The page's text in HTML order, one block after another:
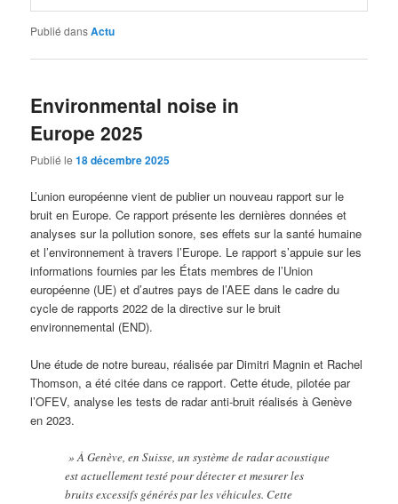
Publié dansActu
Environmental noise in
Europe 2025
Publié le18 décembre 2025
L’union européenne vient de publier un nouveau rapport sur le
bruit en Europe. Ce rapport présente les dernières données et
analyses sur la pollution sonore, ses effets sur la santé humaine
et l’environnement à travers l’Europe. Le rapport s’appuie sur les
informations fournies par les États membres de l’Union
européenne (UE) et d’autres pays de l’AEE dans le cadre du
cycle de rapports 2022 de la directive sur le bruit
environnemental (END).
Une étude de notre bureau, réalisée par Dimitri Magnin et Rachel
Thomson, a été citée dans ce rapport. Cette étude, pilotée par
l’OFEV, analyse les tests de radar anti-bruit réalisés à Genève
en 2023.
» À Genève, en Suisse, un système de radar acoustique
est actuellement testé pour détecter et mesurer les
bruits excessifs générés par les véhicules. Cette